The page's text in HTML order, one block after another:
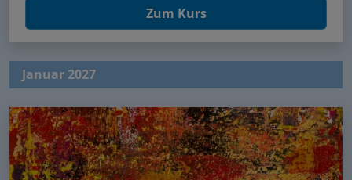
Zum Kurs
Januar 2027